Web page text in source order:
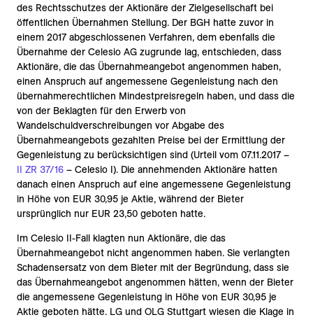
des Rechtsschutzes der Aktionäre der Zielgesellschaft bei
öffentlichen Übernahmen Stellung. Der BGH hatte zuvor in
einem 2017 abgeschlossenen Verfahren, dem ebenfalls die
Übernahme der Celesio AG zugrunde lag, entschieden, dass
Aktionäre, die das Übernahmeangebot angenommen haben,
einen Anspruch auf angemessene Gegenleistung nach den
übernahmerechtlichen Mindestpreisregeln haben, und dass die
von der Beklagten für den Erwerb von
Wandelschuldverschreibungen vor Abgabe des
Übernahmeangebots gezahlten Preise bei der Ermittlung der
Gegenleistung zu berücksichtigen sind (Urteil vom 07.11.2017 –
II ZR 37/16 – Celesio I). Die annehmenden Aktionäre hatten
danach einen Anspruch auf eine angemessene Gegenleistung
in Höhe von EUR 30,95 je Aktie, während der Bieter
ursprünglich nur EUR 23,50 geboten hatte.
Im Celesio II-Fall klagten nun Aktionäre, die das
Übernahmeangebot nicht angenommen haben. Sie verlangten
Schadensersatz von dem Bieter mit der Begründung, dass sie
das Übernahmeangebot angenommen hätten, wenn der Bieter
die angemessene Gegenleistung in Höhe von EUR 30,95 je
Aktie geboten hätte. LG und OLG Stuttgart wiesen die Klage in